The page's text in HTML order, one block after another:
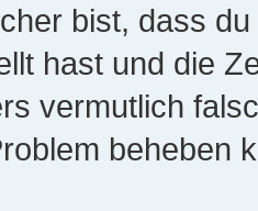
bist, dass
hast und die
vermutlich
beheben